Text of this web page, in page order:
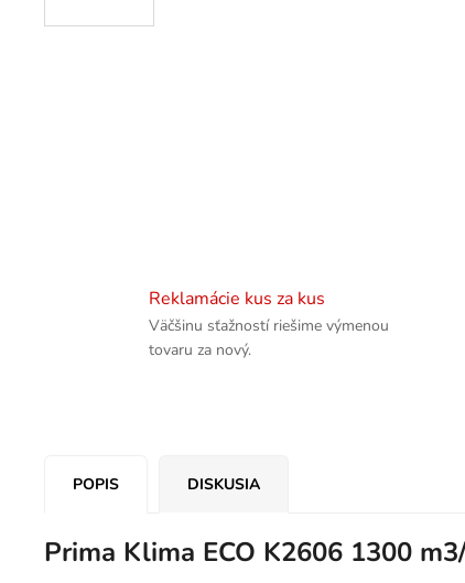
Reklamácie kus za kus
Väčšinu sťažností riešime výmenou
tovaru za nový.
POPIS DISKUSIA
Prima Klima ECO K2606 1300